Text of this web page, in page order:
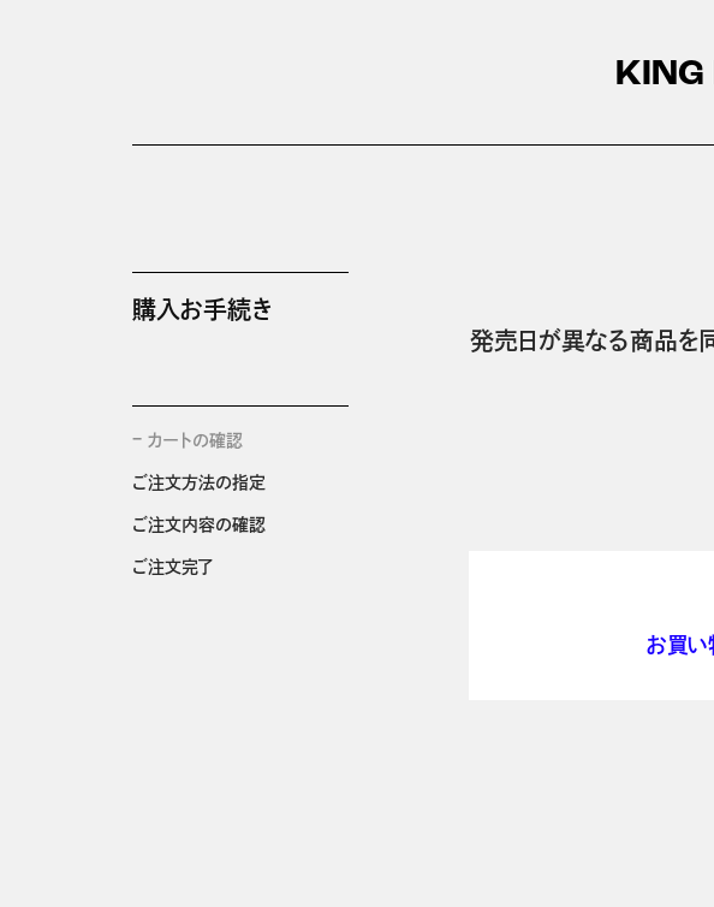
KING
購入お手続き
カートの確認
ご注文方法の指定
ご注文内容の確認
ご注文完了
発売日が異なる商品を
お買い